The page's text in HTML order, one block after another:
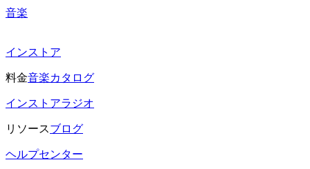
音楽
インストア
料金音楽カタログ
インストアラジオ
リソースブログ
ヘルプセンター